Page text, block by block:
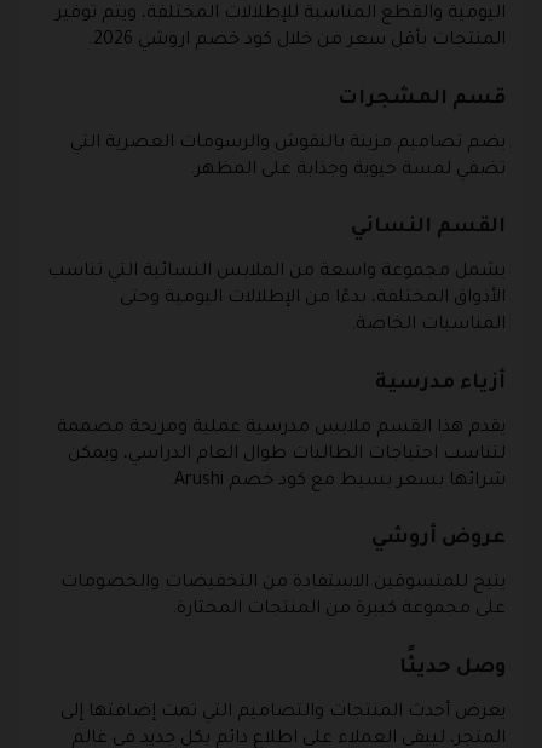
اليومية والقطع المناسبة للإطلالات المختلفة، ويتم توفير
المنتجات بأقل سعر من خلال كود خصم اروشي 2026.
قسم المشجرات
يضم تصاميم مزينة بالنقوش والرسومات العصرية التي
تضفي لمسة حيوية وجذابة على المظهر.
القسم النسائي
يشمل مجموعة واسعة من الملابس النسائية التي تناسب
الأذواق المختلفة، بدءًا من الإطلالات اليومية وحتى
المناسبات الخاصة.
أزياء مدرسية
يقدم هذا القسم ملابس مدرسية عملية ومريحة مصممة
لتناسب احتياجات الطالبات طوال العام الدراسي، ويمكن
شرائها بسعر بسيط مع كود خصم Arushi.
عروض أروشي
يتيح للمتسوقين الاستفادة من التخفيضات والخصومات
على مجموعة كبيرة من المنتجات المختارة.
وصل حديثًا
يعرض أحدث المنتجات والتصاميم التي تمت إضافتها إلى
المتجر، ليبقى العملاء على اطلاع دائم بكل جديد في عالم